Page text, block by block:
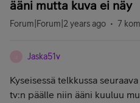
ääni mutta kuva ei näy
Forum|Forum|2 years ago 7
Jaska51v
Kyseisessä telkkussa
tv:n päälle niin ääni kuuluu